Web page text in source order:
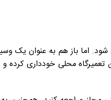
اما باز هم به عنوان یک
تعمیرگاه محلی خودداری کرده